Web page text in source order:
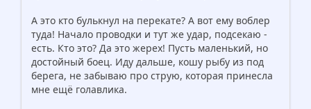
А это кто булькнул на перекате? А вот ему воблер
туда! Начало проводки и тут же удар, подсекаю -
есть. Кто это? Да это жерех! Пусть маленький, но
достойный боец. Иду дальше, кошу рыбу из под
берега, не забываю про струю, которая принесла
мне ещё голавлика.